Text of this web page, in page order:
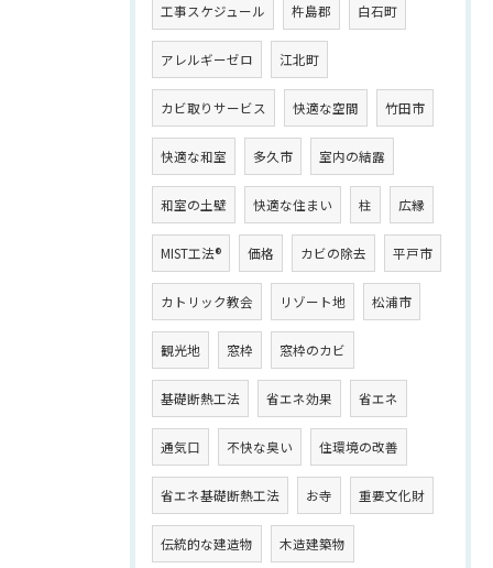
工事スケジュール 杵島郡 白石町
アレルギーゼロ 江北町
カビ取りサービス 快適な空間 竹田市
快適な和室 多久市 室内の結露
和室の土壁 快適な住まい 柱 広縁
MIST工法® 価格 カビの除去 平戸市
カトリック教会 リゾート地 松浦市
観光地 窓枠 窓枠のカビ
基礎断熱工法 省エネ効果 省エネ
通気口 不快な臭い 住環境の改善
省エネ基礎断熱工法 お寺 重要文化財
伝統的な建造物 木造建築物